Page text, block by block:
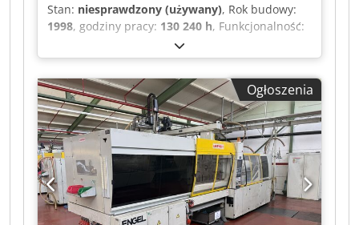
Stan: niesprawdzony (używany), Rok budowy:
1998, godziny pracy: 130 240 h, Funkcjonalność:
, numer maszyny/pojazdu:
34477, całkowita długość:8 000 mm, całkowita
szerokość:2 200 mm, całkowita wysokość:2 500
mm, masa całkowita:21 000 kg, w zestawie:
robot liniowy do obsługi Dsdpfx Ajzrd Aqja Hswa
Na sprzedaż używana maszyna pochodząca z
likwidacji zakładu. Sprzedaż odbywa się z
wyłączeniem wszelkiej odpowiedzialności za
wady rzeczowe. Maszyna nie była sprawdzana,
ale do momentu likwidacji była w pełni sprawna.
Ogłoszenia